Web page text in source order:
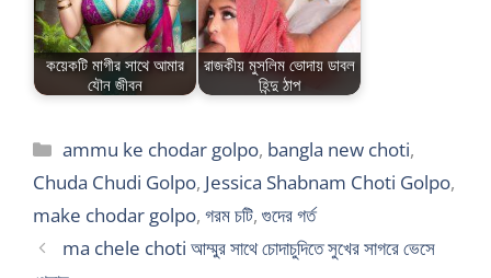
কয়েকটি মাগীর সাথে আমার
যৌন জীবন
রাজকীয় মুসলিম ভোদায় ডাবল
হিন্দু ঠাপ
Categories
ammu ke chodar golpo, bangla new choti,
Chuda Chudi Golpo, Jessica Shabnam Choti Golpo,
make chodar golpo, গরম চটি, গুদের গর্ত
ma chele choti আম্মুর সাথে চোদাচুদিতে সুখের সাগরে ভেসে